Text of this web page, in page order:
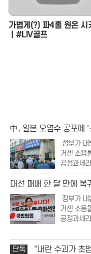
가볍게(?) 파4홀 원온 시
ㅣ#LIV골프
中, 일본 오염수 공포에 '
정부가
거센 소용
공정과세
분별하게
판의 목소
생 대응
대선 패배 한 달 만에 복
정부가
거센 소용
공정과세
판의 목소
생 대응 세
단독